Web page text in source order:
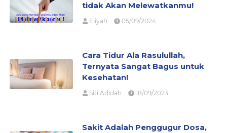
tidak Akan Melewatkanmu!
Eliyah 05/09/2024
Cara Tidur Ala Rasulullah,
Ternyata Sangat Bagus untuk
Kesehatan!
Siti Adidah 18/09/2023
Sakit Adalah Penggugur Dosa,